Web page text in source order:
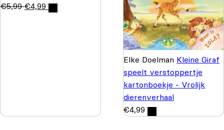
€5,99 €4,99
Elke Doelman Kleine Giraf
speelt verstoppertje
kartonboekje - Vrolijk
dierenverhaal
€4,99